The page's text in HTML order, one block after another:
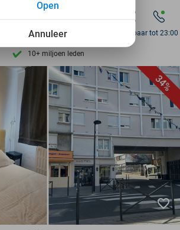
7 dagen per week beschikbaar
10+ miljoen leden
9,4 op basis van
Ontdek 15.000+ deals
7 dagen per week beschikbaar
10+ miljoen leden
Bereikbaar tot 23:00
34%
favorite_border
Annuleer
Open